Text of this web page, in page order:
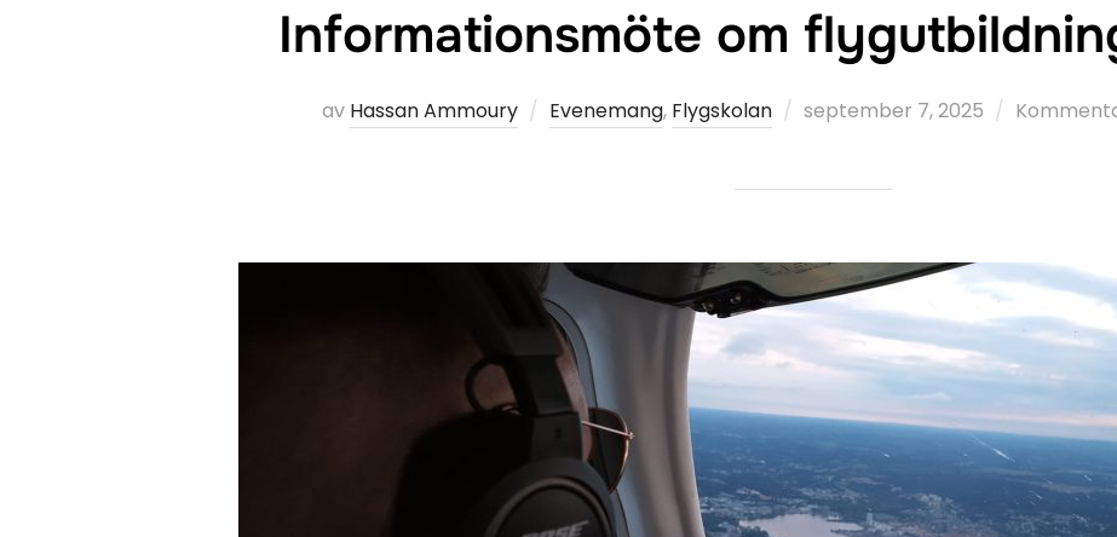
Informationsmöte om
av Hassan Ammoury Evenemang, Flygskolan
Publicerat
september 7, 2025